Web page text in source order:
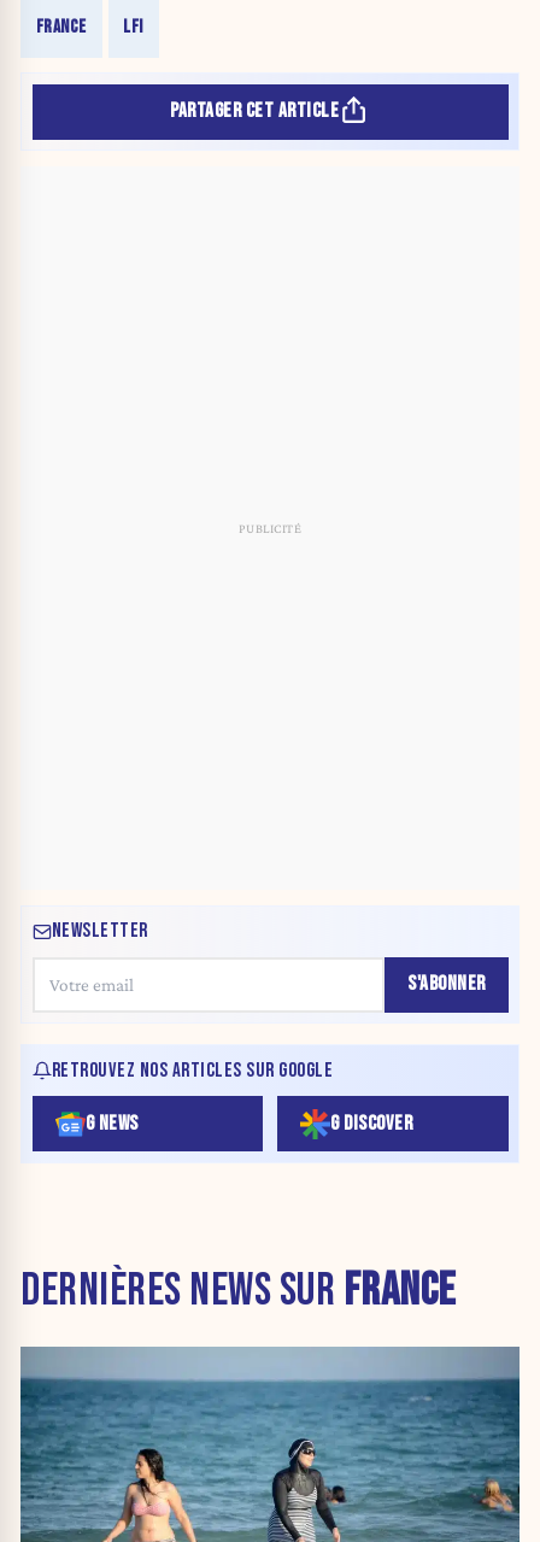
FRANCE LFI
PARTAGER CET ARTICLE
NEWSLETTER
S'ABONNER
RETROUVEZ NOS ARTICLES SUR GOOGLE
G NEWS G DISCOVER
DERNIÈRES NEWS SUR FRANCE